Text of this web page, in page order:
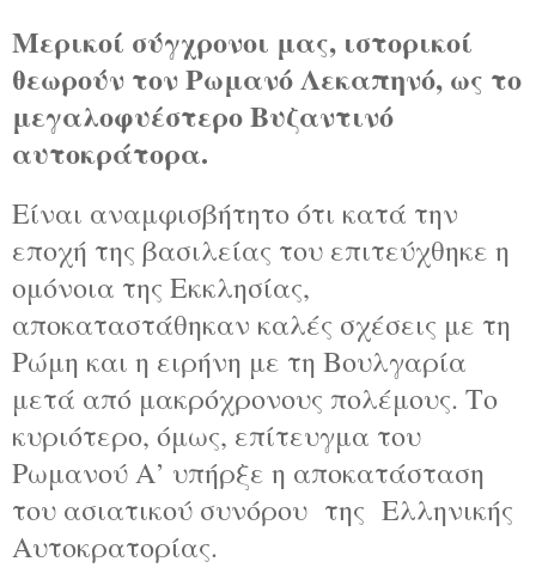
Μερικοί σύγχρονοι μας, ιστορικοί
θεωρούν τον Ρωμανό Λεκαπηνό, ως το
μεγαλοφυέστερο Βυζαντινό
αυτοκράτορα.
Είναι αναμφισβήτητο ότι κατά την
εποχή της βασιλείας του επιτεύχθηκε η
ομόνοια της Εκκλησίας,
αποκαταστάθηκαν καλές σχέσεις με τη
Ρώμη και η ειρήνη με τη Βουλγαρία
μετά από μακρόχρονους πολέμους. Το
κυριότερο, όμως, επίτευγμα του
Ρωμανού Α’ υπήρξε η αποκατάσταση
του ασιατικού συνόρου της Ελληνικής
Αυτοκρατορίας.